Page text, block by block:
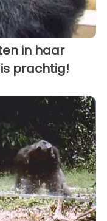
in haar
prachtig!